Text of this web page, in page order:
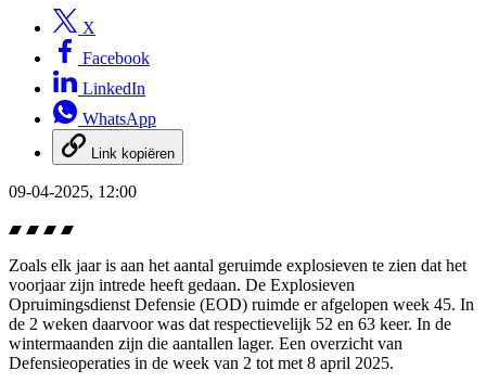
X
Facebook
LinkedIn
WhatsApp
Link kopiëren
09-04-2025, 12:00
Zoals elk jaar is aan het aantal geruimde explosieven te zien dat het
voorjaar zijn intrede heeft gedaan. De Explosieven
Opruimingsdienst Defensie (EOD) ruimde er afgelopen week 45. In
de 2 weken daarvoor was dat respectievelijk 52 en 63 keer. In de
wintermaanden zijn die aantallen lager. Een overzicht van
Defensieoperaties in de week van 2 tot met 8 april 2025.